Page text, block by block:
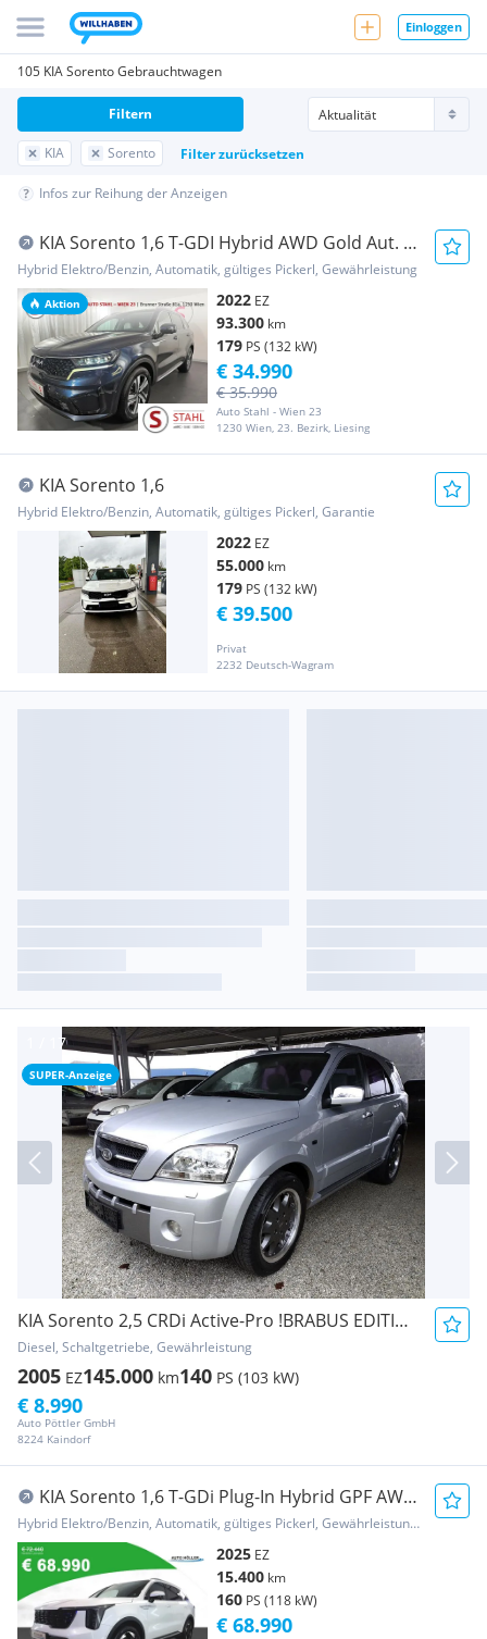
Einloggen
105 KIA Sorento Gebrauchtwagen
KIA Sorento Filter zurücksetzen
Filtern
Infos zur Reihung der Anzeigen
Aktion
KIA Sorento 1,6 T-GDI Hybrid AWD Gold Aut. |
Auto S...
Hybrid Elektro/Benzin, Automatik, gültiges Pickerl, Gewährleistung
2022 EZ
93.300 km
179 PS (132 kW)
Auto Stahl - Wien 23
1230 Wien, 23. Bezirk, Liesing
€ 35.990
€ 34.990
KIA Sorento 1,6
Hybrid Elektro/Benzin, Automatik, gültiges Pickerl, Garantie
2022 EZ
55.000 km
179 PS (132 kW)
Privat
2232 Deutsch-Wagram
€ 39.500
SUPER-Anzeige
KIA Sorento 2,5 CRDi Active-Pro !BRABUS EDITION!
Diesel, Schaltgetriebe, Gewährleistung
2005 EZ145.000 km140 PS (103 kW)
Auto Pöttler GmbH
8224 Kaindorf
€ 8.990
KIA Sorento 1,6 T-GDi Plug-In Hybrid GPF AWD
Platin...
Hybrid Elektro/Benzin, Automatik, gültiges Pickerl, Gewährleistung, Garantie
2025 EZ
15.400 km
160 PS (118 kW)
€ 68.990